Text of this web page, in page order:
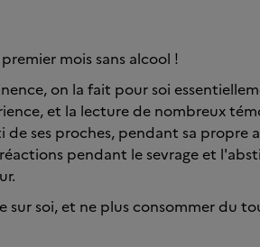
mois sans alcool !
on la fait pour soi
et la lecture de nombreux
de ses proches, pendant sa propre
pendant le sevrage et
sur soi, et ne plus consommer du